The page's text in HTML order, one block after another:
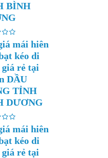
BÌNH
mái hiên
kéo di
giá rẻ tại
DẦU
TỈNH
DƯƠNG
mái hiên
kéo di
giá rẻ tại